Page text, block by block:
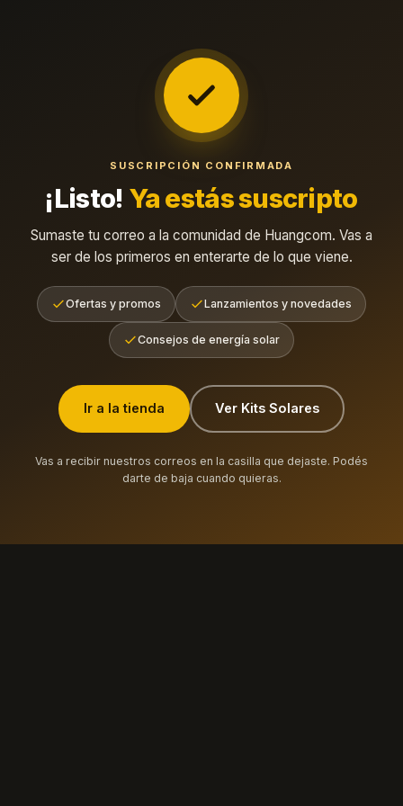
SUSCRIPCIÓN CONFIRMADA
¡Listo! Ya estás suscripto
Sumaste tu correo a la comunidad de Huangcom. Vas a
ser de los primeros en enterarte de lo que viene.
Ofertas y promos Lanzamientos y novedades
Consejos de energía solar
Ir a la tienda Ver Kits Solares
Vas a recibir nuestros correos en la casilla que dejaste. Podés
darte de baja cuando quieras.